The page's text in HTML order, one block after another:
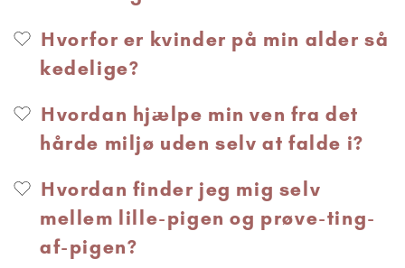
Hvorfor er kvinder på min alder så
kedelige?
Hvordan hjælpe min ven fra det
hårde miljø uden selv at falde i?
Hvordan finder jeg mig selv
mellem lille-pigen og prøve-ting-
af-pigen?